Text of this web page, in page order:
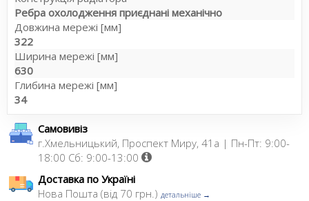
Ребра охолодження приєднані механічно
Довжина мережі [мм]
322
Ширина мережі [мм]
630
Глибина мережі [мм]
34
Самовивіз
г.Хмельницький, Проспект Миру, 41а | Пн-Пт: 9:00-
18:00 Сб: 9:00-13:00
Доставка по Україні
Нова Пошта (від 70 грн.) детальніше →